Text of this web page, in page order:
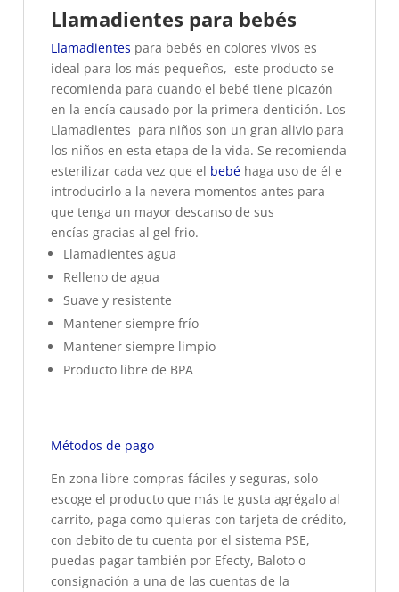
Llamadientes para bebés
Llamadientes para bebés en colores vivos es
ideal para los más pequeños, este producto se
recomienda para cuando el bebé tiene picazón
en la encía causado por la primera dentición. Los
Llamadientes para niños son un gran alivio para
los niños en esta etapa de la vida. Se recomienda
esterilizar cada vez que el bebé haga uso de él e
introducirlo a la nevera momentos antes para
que tenga un mayor descanso de sus
encías gracias al gel frio.
Llamadientes agua
Relleno de agua
Suave y resistente
Mantener siempre frío
Mantener siempre limpio
Producto libre de BPA
Métodos de pago
En zona libre compras fáciles y seguras, solo
escoge el producto que más te gusta agrégalo al
carrito, paga como quieras con tarjeta de crédito,
con debito de tu cuenta por el sistema PSE,
puedas pagar también por Efecty, Baloto o
consignación a una de las cuentas de la